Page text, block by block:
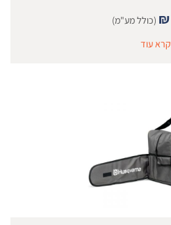
₪ (כולל מע"מ)
קרא עוד